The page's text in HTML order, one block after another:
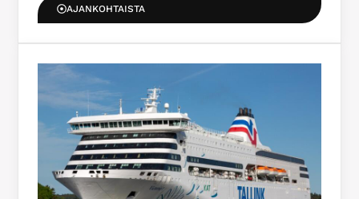
AJANKOHTAISTA